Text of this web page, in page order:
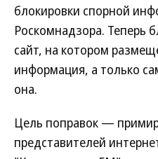
блокировки спорной
Роскомнадзора. Теперь
сайт, на котором
информация, а только
она.
Цель поправок —
представителей